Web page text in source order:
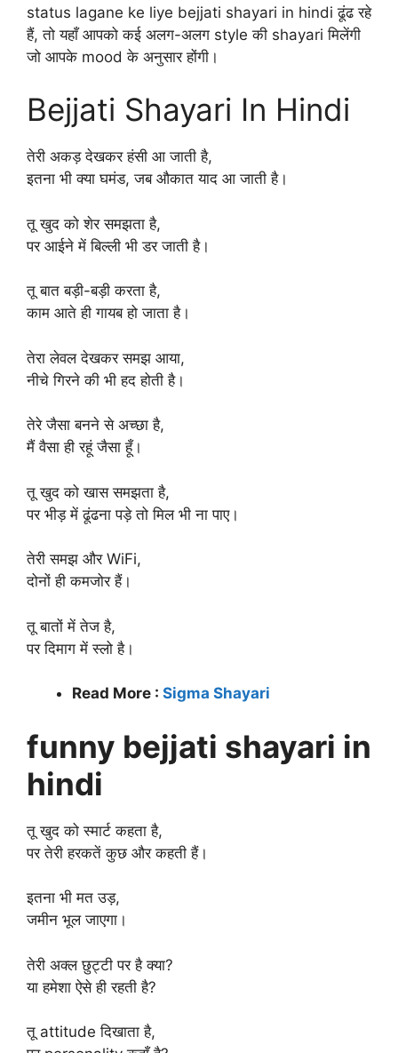
status lagane ke liye bejjati shayari in hindi ढूंढ रहे
हैं, तो यहाँ आपको कई अलग-अलग style की shayari मिलेंगी
जो आपके mood के अनुसार होंगी।
Bejjati Shayari In Hindi
तेरी अकड़ देखकर हंसी आ जाती है,
इतना भी क्या घमंड, जब औकात याद आ जाती है।
तू खुद को शेर समझता है,
पर आईने में बिल्ली भी डर जाती है।
तू बात बड़ी-बड़ी करता है,
काम आते ही गायब हो जाता है।
तेरा लेवल देखकर समझ आया,
नीचे गिरने की भी हद होती है।
तेरे जैसा बनने से अच्छा है,
मैं वैसा ही रहूं जैसा हूँ।
तू खुद को खास समझता है,
पर भीड़ में ढूंढना पड़े तो मिल भी ना पाए।
तेरी समझ और WiFi,
दोनों ही कमजोर हैं।
तू बातों में तेज है,
पर दिमाग में स्लो है।
Read More : Sigma Shayari
funny bejjati shayari in
hindi
तू खुद को स्मार्ट कहता है,
पर तेरी हरकतें कुछ और कहती हैं।
इतना भी मत उड़,
जमीन भूल जाएगा।
तेरी अक्ल छुट्टी पर है क्या?
या हमेशा ऐसे ही रहती है?
तू attitude दिखाता है,